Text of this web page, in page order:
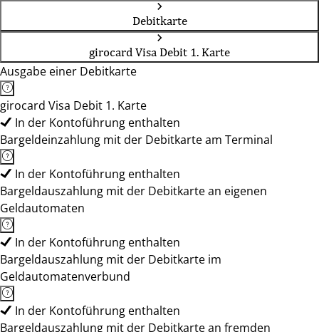
Debitkarte
girocard Visa Debit 1. Karte
Ausgabe einer Debitkarte
girocard Visa Debit 1. Karte
In der Kontoführung enthalten
Bargeldeinzahlung mit der Debitkarte am Terminal
In der Kontoführung enthalten
Bargeldauszahlung mit der Debitkarte an eigenen
Geldautomaten
In der Kontoführung enthalten
Bargeldauszahlung mit der Debitkarte im
Geldautomatenverbund
In der Kontoführung enthalten
Bargeldauszahlung mit der Debitkarte an fremden